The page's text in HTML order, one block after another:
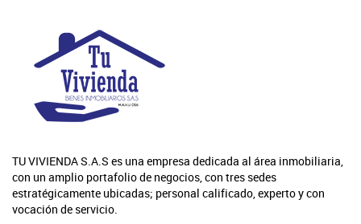
TU VIVIENDA S.A.S es una empresa dedicada al área inmobiliaria,
con un amplio portafolio de negocios, con tres sedes
estratégicamente ubicadas; personal calificado, experto y con
vocación de servicio.